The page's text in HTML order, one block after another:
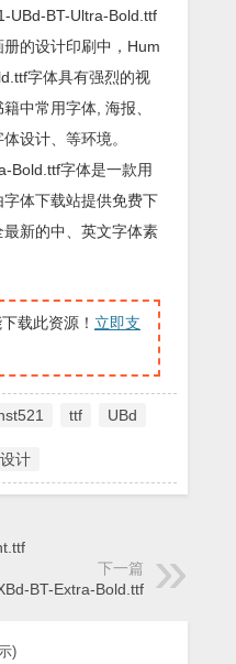
UBd-BT-Ultra-Bold.ttf
的设计印刷中，Hum
字体具有强烈的视
中常用字体, 海报、
设计、等环境。
Bold.ttf字体是一款用
体下载站提供免费下
新的中、英文字体素
载此资源！ 立即支
ttf UBd
设计
下一篇
BT-Extra-Bold.ttf